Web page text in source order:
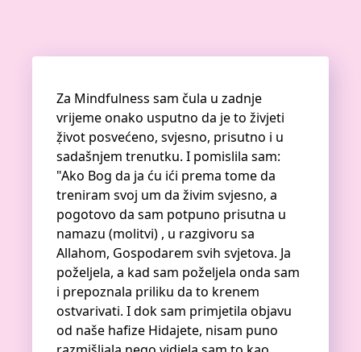
Za Mindfulness sam čula u zadnje
vrijeme onako usputno da je to živjeti
ẓ̌ivot posvećeno, svjesno, prisutno i u
sadašnjem trenutku. I pomislila sam:
"Ako Bog da ja ću ići prema tome da
treniram svoj um da živim svjesno, a
pogotovo da sam potpuno prisutna u
namazu (molitvi) , u razgivoru sa
Allahom, Gospodarem svih svjetova. Ja
poželjela, a kad sam poželjela onda sam
i prepoznala priliku da to krenem
ostvarivati. I dok sam primjetila objavu
od naše hafize Hidajete, nisam puno